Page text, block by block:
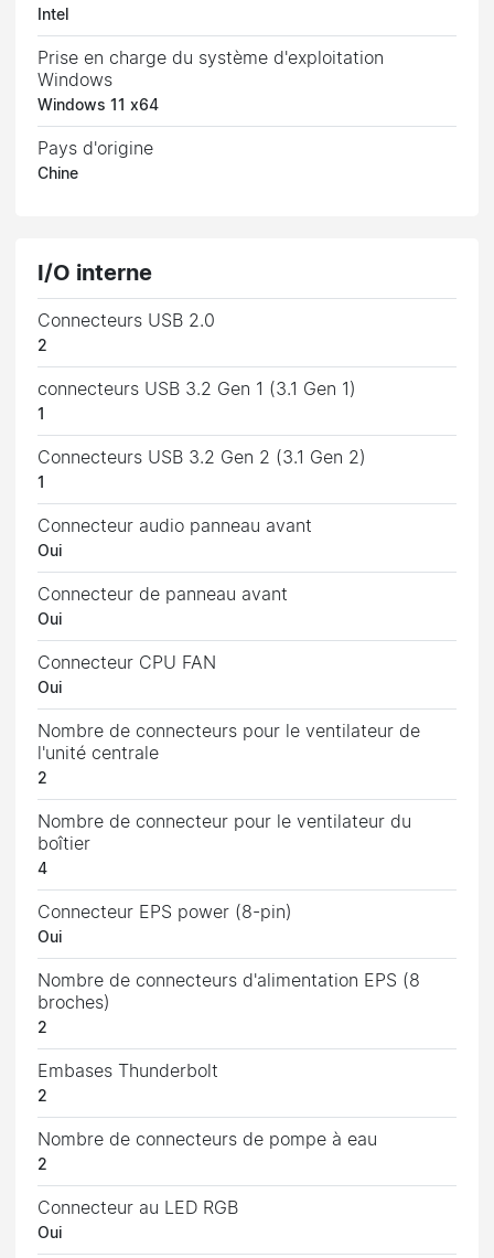
Intel
Prise en charge du système d'exploitation
Windows
Windows 11 x64
Pays d'origine
Chine
I/O interne
Connecteurs USB 2.0
2
connecteurs USB 3.2 Gen 1 (3.1 Gen 1)
1
Connecteurs USB 3.2 Gen 2 (3.1 Gen 2)
1
Connecteur audio panneau avant
Oui
Connecteur de panneau avant
Oui
Connecteur CPU FAN
Oui
Nombre de connecteurs pour le ventilateur de
l'unité centrale
2
Nombre de connecteur pour le ventilateur du
boîtier
4
Connecteur EPS power (8-pin)
Oui
Nombre de connecteurs d'alimentation EPS (8
broches)
2
Embases Thunderbolt
2
Nombre de connecteurs de pompe à eau
2
Connecteur au LED RGB
Oui